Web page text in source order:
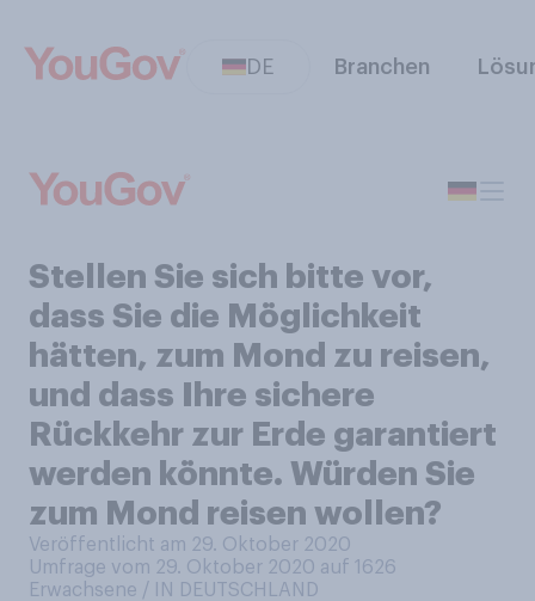
DE Branchen
Stellen Sie sich bitte vor,
dass Sie die Möglichkeit
hätten, zum Mond zu reisen,
und dass Ihre sichere
Rückkehr zur Erde garantiert
werden könnte. Würden Sie
zum Mond reisen wollen?
Veröffentlicht am 29. Oktober 2020
Umfrage vom 29. Oktober 2020 auf 1626
Erwachsene / IN DEUTSCHLAND